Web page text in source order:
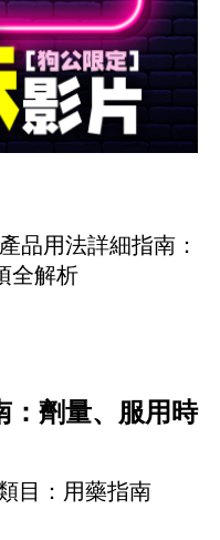
品用法詳細指南：
全解析
：劑量、服用時
目：用藥指南